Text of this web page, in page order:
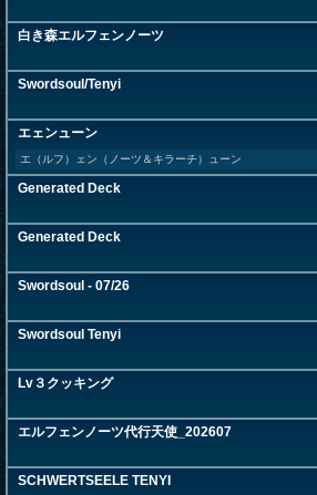
白き森エルフェンノーツ
Swordsoul/Tenyi
エェンューン
エ（ルフ）ェン（ノーツ＆キラーチ）ューン
Generated Deck
Generated Deck
Swordsoul - 07/26
Swordsoul Tenyi
Lv３クッキング
エルフェンノーツ代行天使_202607
SCHWERTSEELE TENYI